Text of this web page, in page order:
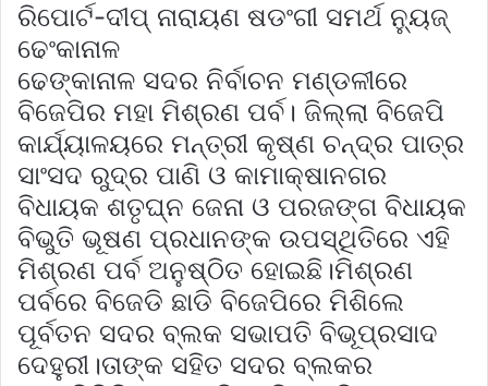
ରିପୋର୍ଟ-ଦୀପ୍ ନାରାୟଣ ଷଡଂଗୀ ସମର୍ଥ ନ‍୍ୟୁଜ୍
ଢେଂକାନାଳ
ଢେଙ୍କାନାଳ ସଦର ନିର୍ବାଚନ ମଣ୍ଡଳୀରେ
ବିଜେପିର ମହା ମିଶ୍ରଣ ପର୍ବ। ଜିଲ୍ଲା ବିଜେପି
କାର୍ଯ୍ୟାଳୟରେ ମନ୍ତ୍ରୀ କୃଷ୍ଣ ଚନ୍ଦ୍ର ପାତ୍ର
ସାଂସଦ ରୁଦ୍ର ପାଣି ଓ କାମାକ୍ଷାନଗର
ବିଧାୟକ ଶତୃଘ୍ନ ଜେନା ଓ ପରଜଙ୍ଗ ବିଧାୟକ
ବିଭୁତି ଭୂଷଣ ପ୍ରଧାନଙ୍କ ଉପସ୍ଥିତିରେ ଏହି
ମିଶ୍ରଣ ପର୍ବ ଅନୁଷ୍ଠିତ ହୋଇଛି।ମିଶ୍ରଣ
ପର୍ବରେ ବିଜେଡି ଛାଡି ବିଜେପିରେ ମିଶିଲେ
ପୂର୍ବତନ ସଦର ବ୍ଲକ ସଭାପତି ବିଭୂପ୍ରସାଦ
ଦେହୁରୀ।ତାଙ୍କ ସହିତ ସଦର ବ୍ଲକର